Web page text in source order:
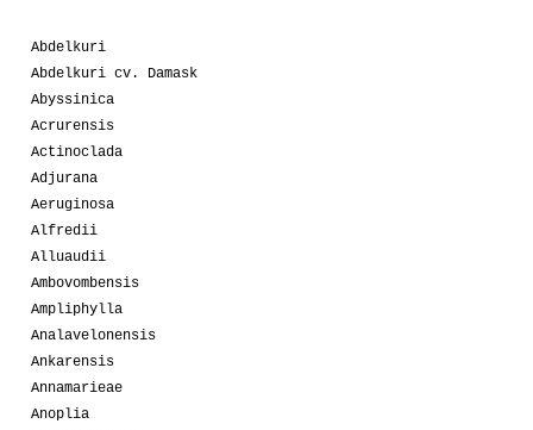
Abdelkuri
Abdelkuri cv. Damask
Abyssinica
Acrurensis
Actinoclada
Adjurana
Aeruginosa
Alfredii
Alluaudii
Ambovombensis
Ampliphylla
Analavelonensis
Ankarensis
Annamarieae
Anoplia